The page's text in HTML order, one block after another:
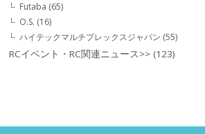
Futaba (65)
O.S. (16)
ハイテックマルチプレックスジャパン (55)
RCイベント・RC関連ニュース>> (123)